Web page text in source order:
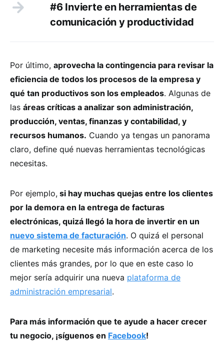
#6 Invierte en herramientas de
comunicación y productividad
Por último, aprovecha la contingencia para revisar la
eficiencia de todos los procesos de la empresa y
qué tan productivos son los empleados. Algunas de
las áreas críticas a analizar son administración,
producción, ventas, finanzas y contabilidad, y
recursos humanos. Cuando ya tengas un panorama
claro, define qué nuevas herramientas tecnológicas
necesitas.
Por ejemplo, si hay muchas quejas entre los clientes
por la demora en la entrega de facturas
electrónicas, quizá llegó la hora de invertir en un
nuevo sistema de facturación. O quizá el personal
de marketing necesite más información acerca de los
clientes más grandes, por lo que en este caso lo
mejor sería adquirir una nueva plataforma de
administración empresarial.
Para más información que te ayude a hacer crecer
tu negocio, ¡síguenos en Facebook!